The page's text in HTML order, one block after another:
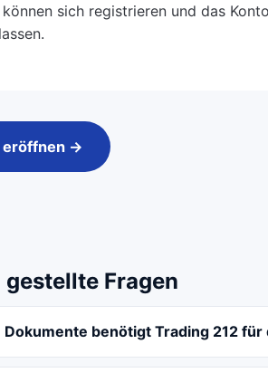
können sich registrieren und das
eröffnen →
gestellte Fragen
Dokumente benötigt Trading 212